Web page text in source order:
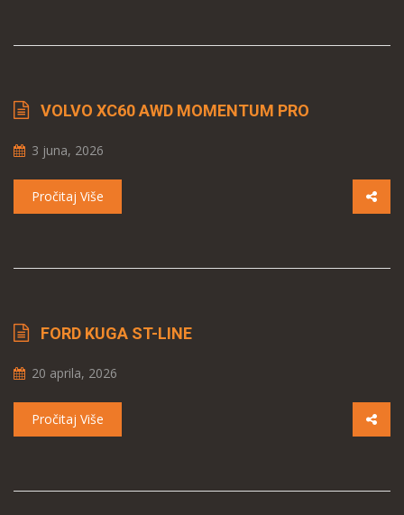
VOLVO XC60 AWD MOMENTUM PRO
3 juna, 2026
Pročitaj Više
FORD KUGA ST-LINE
20 aprila, 2026
Pročitaj Više